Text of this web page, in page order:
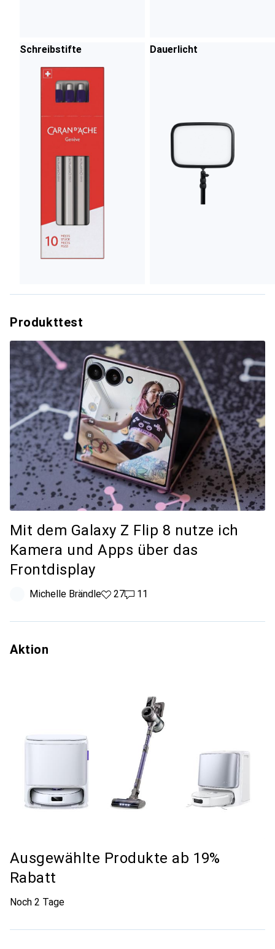
Schreibstifte Dauerlicht
Produkttest
Mit dem Galaxy Z Flip 8 nutze ich
Kamera und Apps über das
Frontdisplay
Michelle Brändle27 Likes
2711 Kommentare
11
Aktion
Ausgewählte Produkte ab 19%
Rabatt
Noch 2 Tage